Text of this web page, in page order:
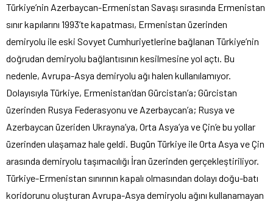
Türkiye’nin Azerbaycan-Ermenistan Savaşı sırasında Ermenistan
sınır kapılarını 1993’te kapatması, Ermenistan üzerinden
demiryolu ile eski Sovyet Cumhuriyetlerine bağlanan Türkiye’nin
doğrudan demiryolu bağlantısının kesilmesine yol açtı. Bu
nedenle, Avrupa-Asya demiryolu ağı halen kullanılamıyor.
Dolayısıyla Türkiye, Ermenistan’dan Gürcistan’a; Gürcistan
üzerinden Rusya Federasyonu ve Azerbaycan’a; Rusya ve
Azerbaycan üzeriden Ukrayna’ya, Orta Asya’ya ve Çin’e bu yollar
üzerinden ulaşamaz hale geldi. Bugün Türkiye ile Orta Asya ve Çin
arasında demiryolu taşımacılığı İran üzerinden gerçekleştiriliyor.
Türkiye-Ermenistan sınırının kapalı olmasından dolayı doğu-batı
koridorunu oluşturan Avrupa-Asya demiryolu ağını kullanamayan